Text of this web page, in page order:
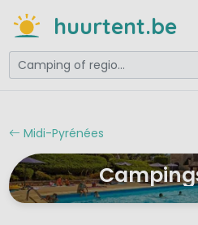
huurtent.be
Midi-Pyrénées